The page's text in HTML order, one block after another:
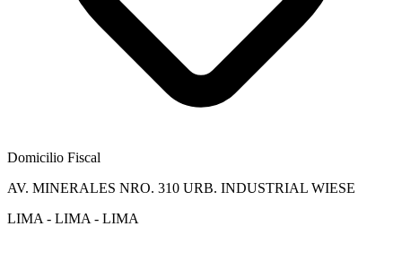
Domicilio Fiscal
AV. MINERALES NRO. 310 URB. INDUSTRIAL WIESE
LIMA - LIMA - LIMA